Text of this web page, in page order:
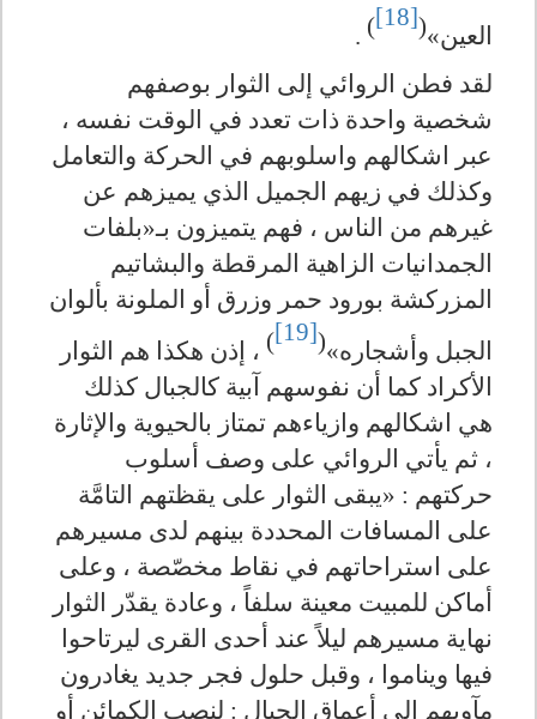
العين»(
[18]
)
.
لقد فطن الروائي إلى الثوار بوصفهم
شخصية واحدة ذات تعدد في الوقت نفسه ،
عبر اشكالهم واسلوبهم في الحركة والتعامل
وكذلك في زيهم الجميل الذي يميزهم عن
غيرهم من الناس ، فهم يتميزون بـ«بلفات
الجمدانيات الزاهية المرقطة والبشاتيم
المزركشة بورود حمر وزرق أو الملونة بألوان
الجبل وأشجاره»(
[19]
) ، إذن هكذا هم الثوار
الأكراد كما أن نفوسهم آبية كالجبال كذلك
هي اشكالهم وازياءهم تمتاز بالحيوية والإثارة
، ثم يأتي الروائي على وصف أسلوب
حركتهم : «يبقى الثوار على يقظتهم التامَّة
على المسافات المحددة بينهم لدى مسيرهم
على استراحاتهم في نقاط مخصّصة ، وعلى
أماكن للمبيت معينة سلفاً ، وعادة يقدّر الثوار
نهاية مسيرهم ليلاً عند أحدى القرى ليرتاحوا
فيها ويناموا ، وقبل حلول فجر جديد يغادرون
مآويهم إلى أعماق الجبال : لنصب الكمائن أو